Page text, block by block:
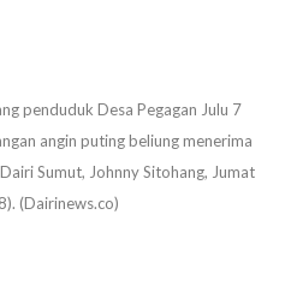
penduduk Desa Pegagan Julu 7
angin puting beliung menerima
Sumut, Johnny Sitohang, Jumat
(Dairinews.co)